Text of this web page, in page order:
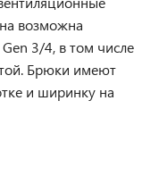
возможна
Gen 3/4, в том числе
Брюки имеют
и ширинку на